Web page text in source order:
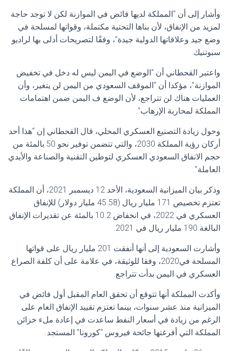
وأشار إلى أن “المملكة لديها فائض في الموازنة لكن لا توجد حاجة
لمزيد من الإنفاق، لأن بناها التحتية مكتملة، وقواتها لمسلحة في
وضع جيد وعلاقاتها الدولية جيدة”، وفقًا لتصريحات أدلى بها لراديو
سبوتنيك.
واعتبر القحطاني أن “الوضع في اليمن ليس له دخل في تخفيض
الموازنة”، مؤكدا أن “الموقف السعودي من اليمن لن يتغير، وأن
العمليات هناك لن تتراجع، لأن الوضع ف اليمن ضمن اهتمامات
المملكة لمحاربة الإرهاب”.
وحول زيادة التصنيع العسكري المحلي، قال القحطاني إن “هذا أحد
أركان رؤية المملكة 2030، والتي تتضمن توفير نحو 50 بالمئة من
حجم الانفاق السعودي العسكري لتوطين التقنية والصناعة والأيدي
العاملة”.
وذكر بيان الميزانية السعودية، الأحد 12 ديسمبر 2021، أن المملكة
تعتزم تخصيص 171 مليار ريال (45.58 مليار دولار) للإنفاق
العسكري في 2022، في انخفاض 10.2 بالمئة عن تقديرات الإنفاق
البالغة 190 مليار ريال في 2021.
وأشارت السعودية إلى أنها أنفقت 201 مليار ريال على قواتها
المسلحة في2020، وفقا للوثيقة، في علامة على أن كلفة الصراع
العسكري في اليمن بدأت تتراجع.
وأكدت المملكة أنها تتوقع أن تحقق العام المقبل أول فائض في
الميزانية منذ عشر سنوات، بينما تعتزم تقييد الإنفاق العام على
الرغم من زيادة في أسعار النفط ساعدت في إعادة ملء خزائن
المملكة التي أفرغتها جائحة فيروس “كورونا” المستجد.